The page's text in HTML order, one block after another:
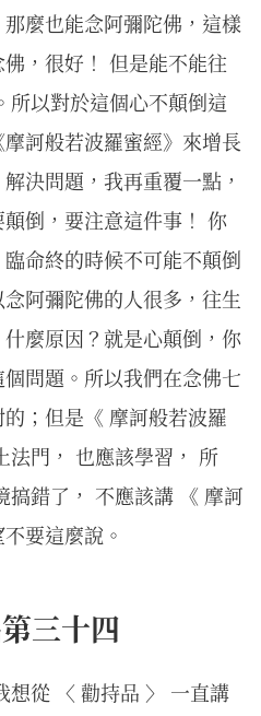
麼也能念阿彌陀佛，這樣
，很好！ 但是能不能往
所以對於這個心不顛倒這
訶般若波羅蜜經》來增長
決問題，我再重覆一點，
倒，要注意這件事！ 你
命終的時候不可能不顛倒
阿彌陀佛的人很多，往生
麼原因？就是心顛倒，你
問題。所以我們在念佛七
；但是《 摩訶般若波羅
法門， 也應該學習， 所
搞錯了， 不應該講 《 摩訶
要這麼說。
三十四
想從 〈 勸持品 〉 一直講